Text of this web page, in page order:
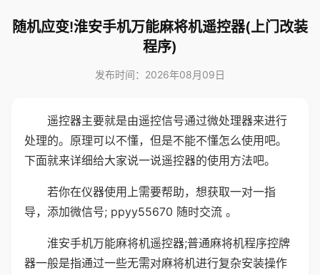
随机应变!淮安手机万能麻将机遥控器(上门改装
程序)
发布时间：2026年08月09日
遥控器主要就是由遥控信号通过微处理器来进行
处理的。原理可以不懂，但是不能不懂怎么使用吧。
下面就来详细给大家说一说遥控器的使用方法吧。
若你在仪器使用上需要帮助，想获取一对一指
导，添加微信号; ppyy55670 随时交流 。
淮安手机万能麻将机遥控器;普通麻将机程序控牌
器一般是指通过一些无需对麻将机进行复杂安装操作